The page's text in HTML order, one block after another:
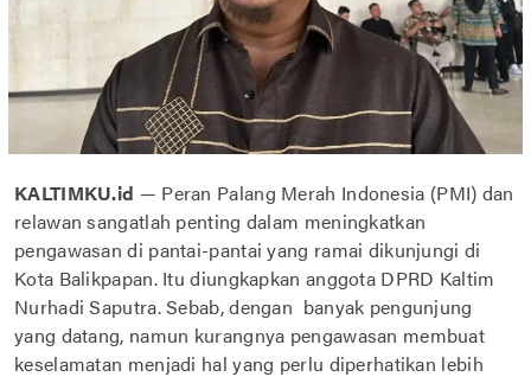
KALTIMKU.id — Peran Palang Merah Indonesia (PMI) dan
relawan sangatlah penting dalam meningkatkan
pengawasan di pantai-pantai yang ramai dikunjungi di
Kota Balikpapan. Itu diungkapkan anggota DPRD Kaltim
Nurhadi Saputra. Sebab, dengan banyak pengunjung
yang datang, namun kurangnya pengawasan membuat
keselamatan menjadi hal yang perlu diperhatikan lebih